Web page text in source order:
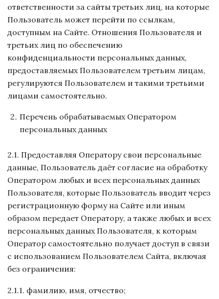
ответственности за сайты третьих лиц, на которые
Пользователь может перейти по ссылкам,
доступным на Сайте. Отношения Пользователя и
третьих лиц по обеспечению
конфиденциальности персональных данных,
предоставляемых Пользователем третьим лицам,
регулируются Пользователем и такими третьими
лицами самостоятельно.
Перечень обрабатываемых Оператором
персональных данных
2.1. Предоставляя Оператору свои персональные
данные, Пользователь даёт согласие на обработку
Оператором любых и всех персональных данных
Пользователя, которые Пользователь вводит через
регистрационную форму на Сайте или иным
образом передает Оператору, а также любых и всех
персональных данных Пользователя, к которым
Оператор самостоятельно получает доступ в связи
с использованием Пользователем Сайта, включая
без ограничения:
2.1.1. фамилию, имя, отчество;